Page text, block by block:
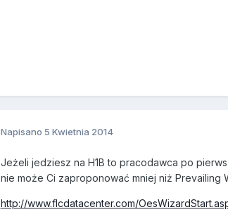
Napisano 5 Kwietnia 2014
Jeżeli jedziesz na H1B to pracodawca po
nie może Ci zaproponować mniej niż Prevailing
http://www.flcdatacenter.com/